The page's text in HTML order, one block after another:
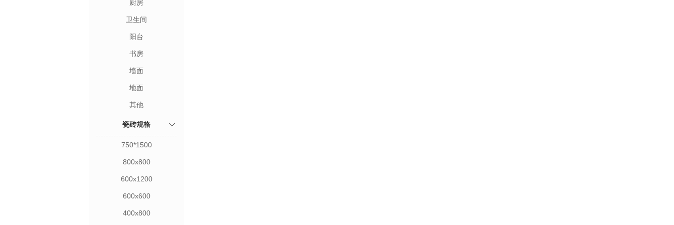
· 配套花砖
厨房
卫生间
阳台
书房
墙面
地面
其他
瓷砖规格
750*1500
800x800
600x1200
600x600
400x800